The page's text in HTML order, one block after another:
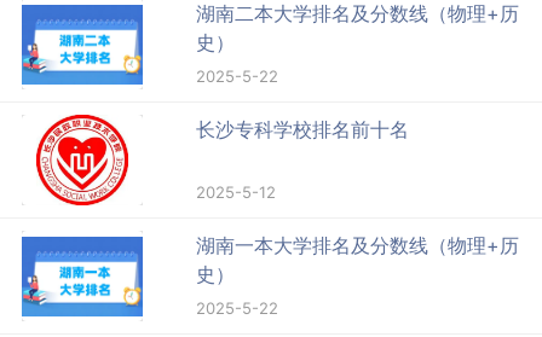
湖南二本大学排名及分数线（物理+历
史）
2025-5-22
长沙专科学校排名前十名
2025-5-12
湖南一本大学排名及分数线（物理+历
史）
2025-5-22